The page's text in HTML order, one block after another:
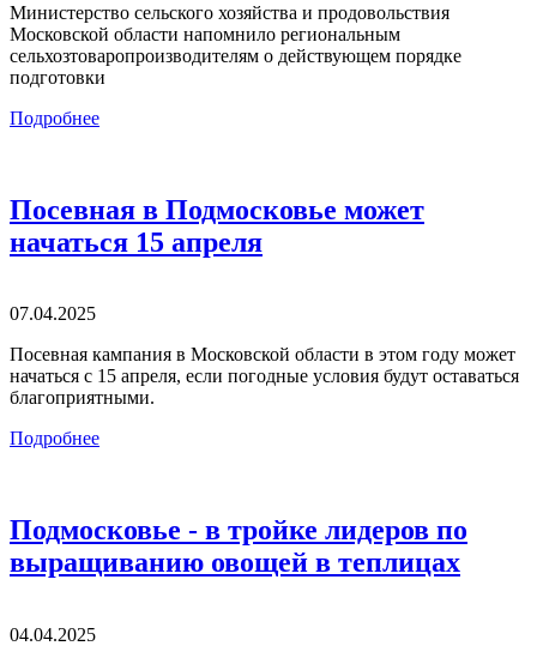
Министерство сельского хозяйства и продовольствия
Московской области напомнило региональным
сельхозтоваропроизводителям о действующем порядке
подготовки
Подробнее
Посевная в Подмосковье может
начаться 15 апреля
07.04.2025
Посевная кампания в Московской области в этом году может
начаться с 15 апреля, если погодные условия будут оставаться
благоприятными.
Подробнее
Подмосковье - в тройке лидеров по
выращиванию овощей в теплицах
04.04.2025